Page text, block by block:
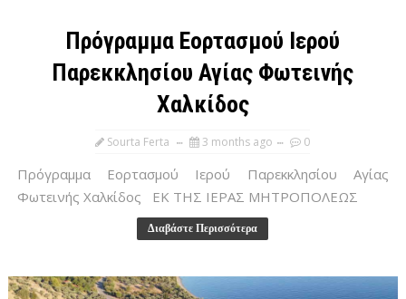
Πρόγραμμα Εορτασμού Ιερού
Παρεκκλησίου Αγίας Φωτεινής
Χαλκίδος
Sourta Ferta 3 months ago 0
Πρόγραμμα Εορτασμού Ιερού Παρεκκλησίου Αγίας
Φωτεινής Χαλκίδος ΕΚ ΤΗΣ ΙΕΡΑΣ ΜΗΤΡΟΠΟΛΕΩΣ
Διαβάστε Περισσότερα